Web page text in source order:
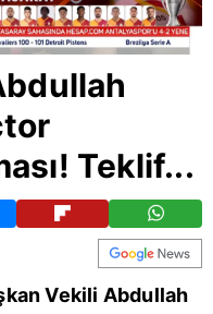
Teklif...
Vekili Abdullah